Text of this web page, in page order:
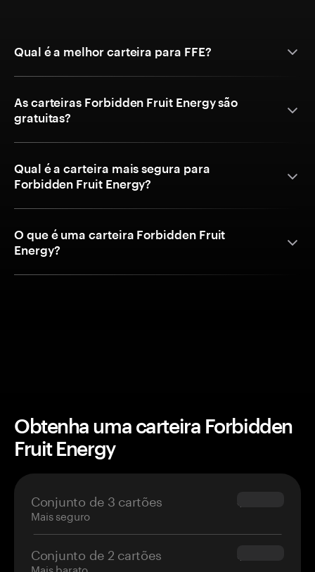
Qual é a melhor carteira para FFE?
As carteiras Forbidden Fruit Energy são
gratuitas?
Qual é a carteira mais segura para
Forbidden Fruit Energy?
O que é uma carteira Forbidden Fruit
Energy?
Obtenha uma carteira Forbidden
Fruit Energy
Conjunto de 3 cartões
Mais seguro
$69.90
Conjunto de 2 cartões $54.90